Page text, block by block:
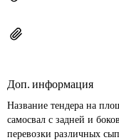
Доп. информация
Название тендера на
самосвал с задней и
перевозки различных